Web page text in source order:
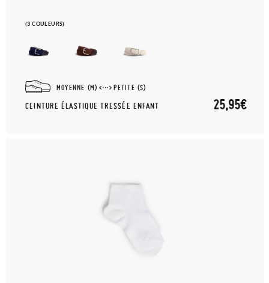
(3 COULEURS)
MOYENNE (M) PETITE (S)
CEINTURE ÉLASTIQUE TRESSÉE ENFANT 25,95€